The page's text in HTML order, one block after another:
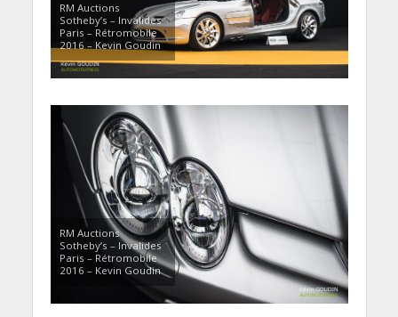
RM Auctions
Sotheby’s – Invalides
Paris – Rétromobile
2016 – Kevin Goudin
RM Auctions
Sotheby’s – Invalides
Paris – Rétromobile
2016 – Kevin Goudin